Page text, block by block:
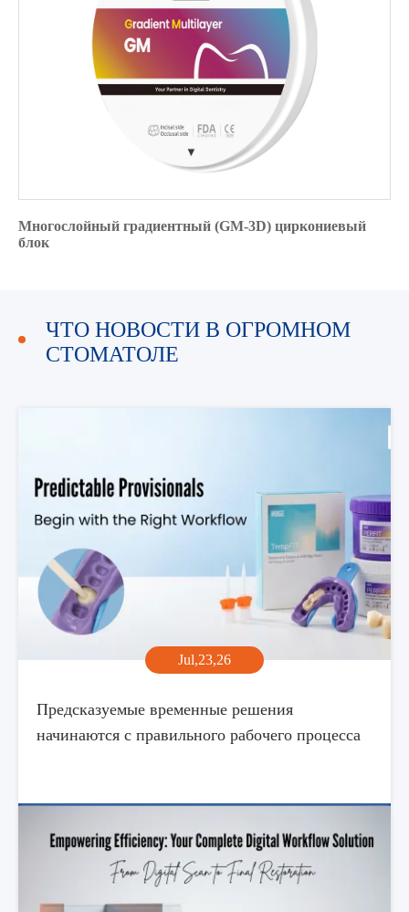
Многослойный градиентный (GM-3D) циркониевый
блок
ЧТО НОВОСТИ В ОГРОМНОМ
СТОМАТОЛЕ
Jul,23,26
Предсказуемые временные решения
начинаются с правильного рабочего процесса